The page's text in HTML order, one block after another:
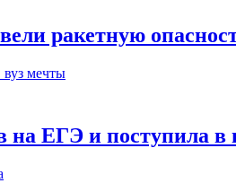
ракетную
на ЕГЭ и поступила в